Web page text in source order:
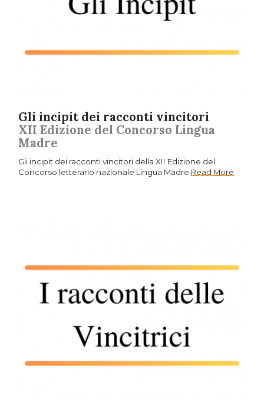
Gli incipit dei racconti vincitori
XII Edizione del Concorso Lingua
Madre
Gli incipit dei racconti vincitori della XII Edizione del
Concorso letterario nazionale Lingua Madre Read More